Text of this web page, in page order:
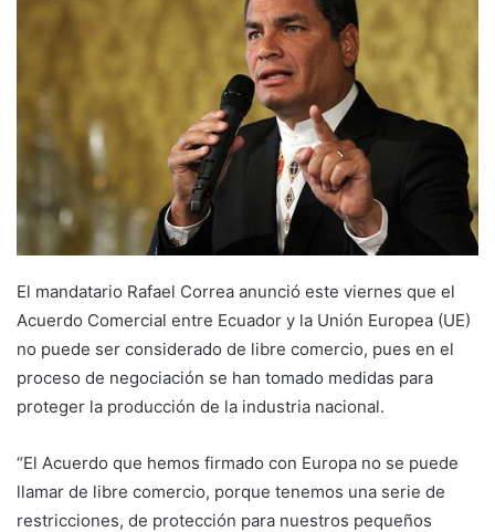
El mandatario Rafael Correa anunció este viernes que el
Acuerdo Comercial entre Ecuador y la Unión Europea (UE)
no puede ser considerado de libre comercio, pues en el
proceso de negociación se han tomado medidas para
proteger la producción de la industria nacional.
“El Acuerdo que hemos firmado con Europa no se puede
llamar de libre comercio, porque tenemos una serie de
restricciones, de protección para nuestros pequeños